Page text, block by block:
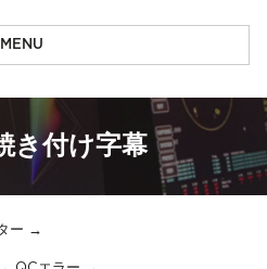
MENU
き付け字幕
ー